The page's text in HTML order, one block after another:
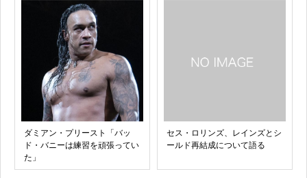
ダミアン・プリースト「バッ
ド・バニーは練習を頑張ってい
た」
セス・ロリンズ、レインズとシ
ールド再結成について語る